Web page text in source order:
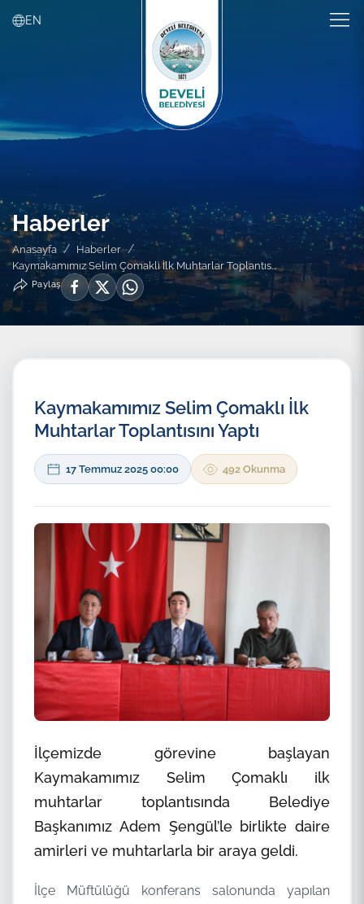
EN
Haberler
Anasayfa
Haberler
Kaymakamımız Selim Çomaklı İlk Muhtarlar Toplantıs...
Paylaş
Kaymakamımız Selim Çomaklı İlk
Muhtarlar Toplantısını Yaptı
17 Temmuz 2025 00:00 492 Okunma
İlçemizde görevine başlayan
Kaymakamımız Selim Çomaklı ilk
muhtarlar toplantısında Belediye
Başkanımız Adem Şengül’le birlikte daire
amirleri ve muhtarlarla bir araya geldi.
İlçe Müftülüğü konferans salonunda yapılan